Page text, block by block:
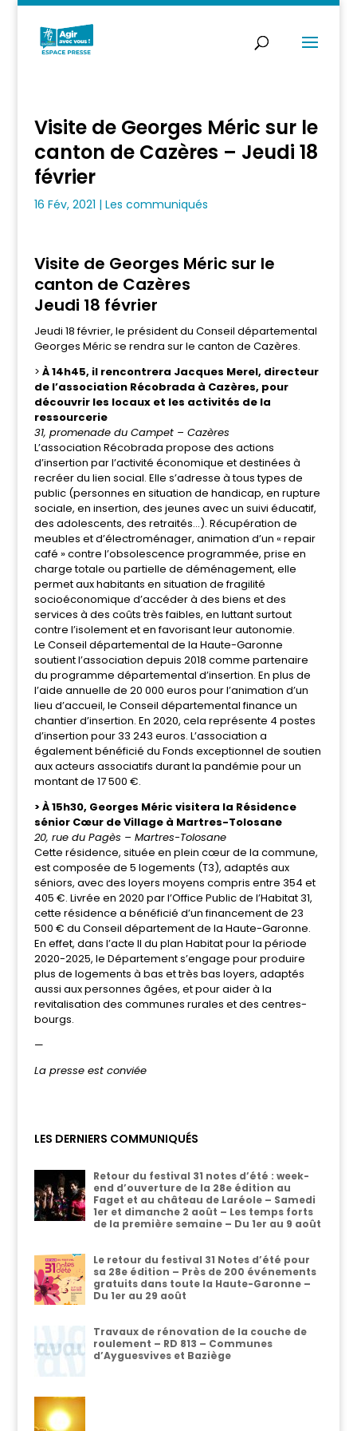
Visite de Georges Méric sur le
canton de Cazères – Jeudi 18
février
16 Fév, 2021 | Les communiqués
Visite de Georges Méric sur le
canton de Cazères
Jeudi 18 février
Jeudi 18 février, le président du Conseil départemental
Georges Méric se rendra sur le canton de Cazères.
> À 14h45, il rencontrera Jacques Merel, directeur
de l’association Récobrada à Cazères, pour
découvrir les locaux et les activités de la
ressourcerie
31, promenade du Campet – Cazères
L’association Récobrada propose des actions
d’insertion par l’activité économique etdestinées à
recréer du lien social. Elle s’adresse àtous types de
public (personnes en situation de handicap, en rupture
sociale, en insertion, des jeunes avec un suivi éducatif,
des adolescents, des retraités…). Récupération de
meubles et d’électroménager, animation d’un « repair
café »contre l’obsolescence programmée, prise en
charge totale ou partielle de déménagement, elle
permet aux habitants en situation de fragilité
socioéconomique d’accéder à des biens et des
services à des coûts très faibles, en luttant surtout
contre l’isolementet en favorisant leur autonomie.
Le Conseil départemental de la Haute-Garonne
soutient l’association depuis 2018 comme partenaire
du programme départemental d’insertion. En plus de
l’aide annuelle de 20 000 euros pour l’animation d’un
lieu d’accueil, le Conseil départemental finance un
chantier d’insertion. En 2020, cela représente 4 postes
d’insertion pour33 243 euros. L’association a
égalementbénéficié du Fonds exceptionnel de soutien
aux acteurs associatifs durant la pandémie pour un
montant de 17 500 €.
> À 15h30, Georges Méric visitera la Résidence
sénior Cœur de Village à Martres-Tolosane
20, rue du Pagès – Martres-Tolosane
Cette résidence, située en plein cœur de la commune,
est composée de 5 logements (T3), adaptés aux
séniors, avec des loyers moyens compris entre 354 et
405 €. Livrée en 2020 par l’Office Public de l’Habitat 31,
cette résidence a bénéficié d’un financement de 23
500 € du Conseil département de la Haute-Garonne.
En effet, dans l’acte II du plan Habitat pour la période
2020-2025, le Département s’engage pour produire
plus de logements à bas et très bas loyers, adaptés
aussi aux personnes âgées, et pour aider à la
revitalisation des communes rurales et des centres-
bourgs.
—
La presse est conviée
LES DERNIERS COMMUNIQUÉS
Retour du festival 31 notes d’été : week-
end d’ouverture de la 28e édition au
Faget et au château de Laréole – Samedi
1er et dimanche 2 août – Les temps forts
de la première semaine – Du 1er au 9 août
Le retour du festival 31 Notes d’été pour
sa 28e édition – Près de 200 événements
gratuits dans toute la Haute-Garonne –
Du 1er au 29 août
Travaux de rénovation de la couche de
roulement – RD 813 – Communes
d’Ayguesvives et Baziège